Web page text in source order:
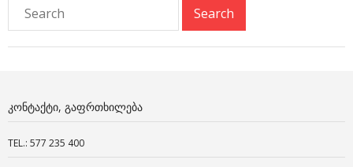
ᲙᲝᲜᲢᲐᲥᲢᲘ, ᲒᲐᲤᲠᲗᲮᲘᲚᲔᲑᲐ
TEL.: 577 235 400